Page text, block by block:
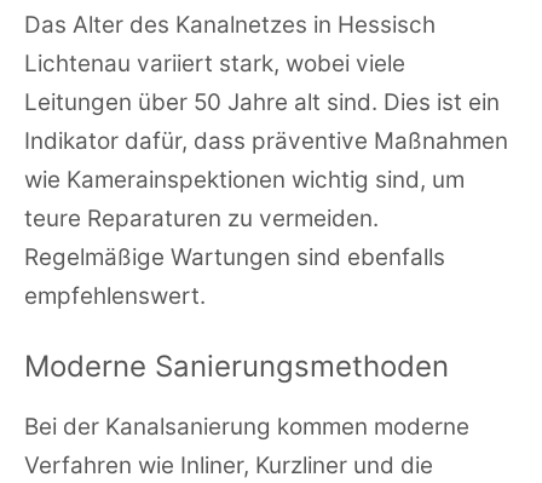
Das Alter des Kanalnetzes in Hessisch
Lichtenau variiert stark, wobei viele
Leitungen über 50 Jahre alt sind. Dies ist ein
Indikator dafür, dass präventive Maßnahmen
wie Kamerainspektionen wichtig sind, um
teure Reparaturen zu vermeiden.
Regelmäßige Wartungen sind ebenfalls
empfehlenswert.
Moderne Sanierungsmethoden
Bei der Kanalsanierung kommen moderne
Verfahren wie Inliner, Kurzliner und die